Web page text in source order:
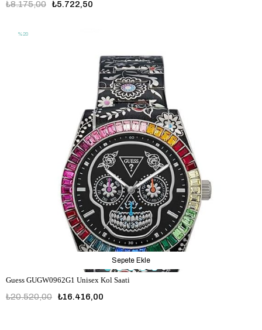
₺5.722,50
₺8.175,00
Guess GUGW0962G1 Unisex Kol Saati
₺16.416,00
₺20.520,00
Sepete Ekle
%20